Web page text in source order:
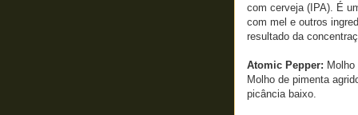
com cerveja (IPA). É
com mel e outros
resultado da
Atomic Pepper:
Molho de pimenta
picância baixo.